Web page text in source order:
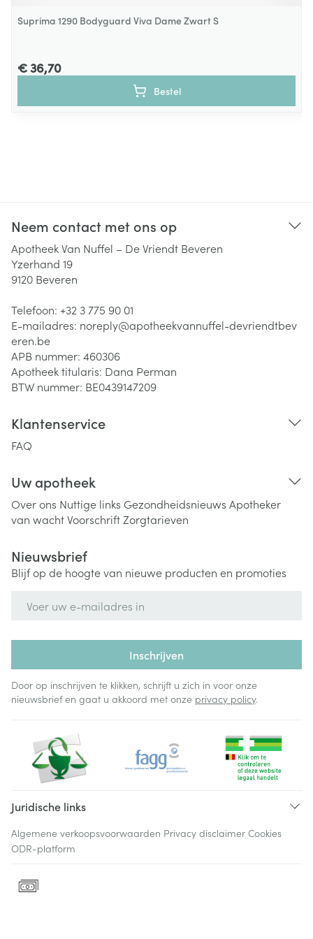
Suprima 1290 Bodyguard Viva Dame Zwart S
€ 36,70
Bestel
Neem contact met ons op
Apotheek Van Nuffel – De Vriendt Beveren
Yzerhand 19
9120 Beveren
Telefoon: +32 3 775 90 01
E-mailadres: noreply@apotheekvannuffel-devriendtbev
eren.be
APB nummer: 460306
Apotheek titularis: Dana Perman
BTW nummer: BE0439147209
Klantenservice
FAQ
Uw apotheek
Over ons Nuttige links Gezondheidsnieuws Apotheker
van wachtVoorschriftZorgtarieven
Nieuwsbrief
Blijf op de hoogte van nieuwe producten en promoties
Inschrijven
Door op inschrijven te klikken, schrijft u zich in voor onze
nieuwsbrief en gaat u akkoord met onze privacy policy.
Juridische links
Algemene verkoopsvoorwaarden Privacy disclaimer Cookies
ODR-platform